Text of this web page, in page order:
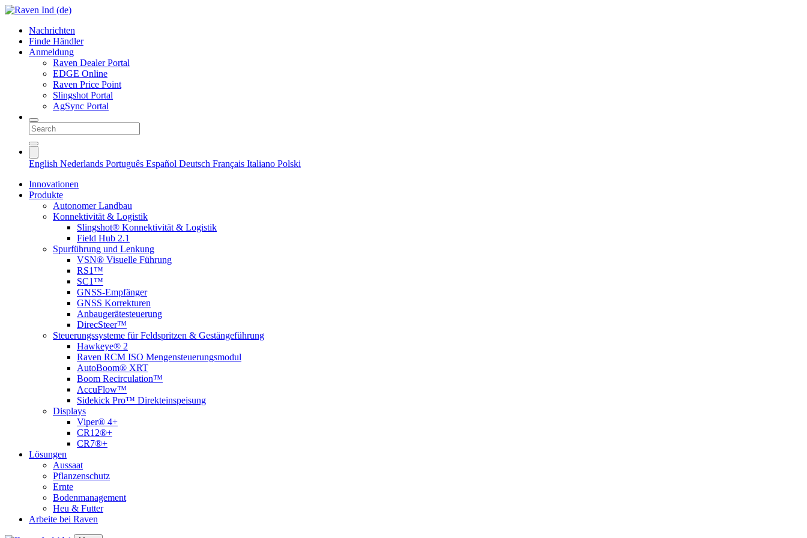
Nachrichten
Finde Händler
Anmeldung
Raven Dealer Portal
EDGE Online
Raven Price Point
Slingshot Portal
AgSync Portal
English Nederlands Português Español Deutsch Français Italiano Polski
Innovationen
Produkte
Autonomer Landbau
Konnektivität & Logistik
Slingshot® Konnektivität & Logistik
Field Hub 2.1
Spurführung und Lenkung
VSN® Visuelle Führung
RS1™
SC1™
GNSS-Empfänger
GNSS Korrekturen
Anbaugerätesteuerung
DirecSteer™
Steuerungssysteme für Feldspritzen & Gestängeführung
Hawkeye® 2
Raven RCM ISO Mengensteuerungsmodul
AutoBoom® XRT
Boom Recirculation™
AccuFlow™
Sidekick Pro™ Direkteinspeisung
Displays
Viper® 4+
CR12®+
CR7®+
Lösungen
Aussaat
Pflanzenschutz
Ernte
Bodenmanagement
Heu & Futter
Arbeite bei Raven